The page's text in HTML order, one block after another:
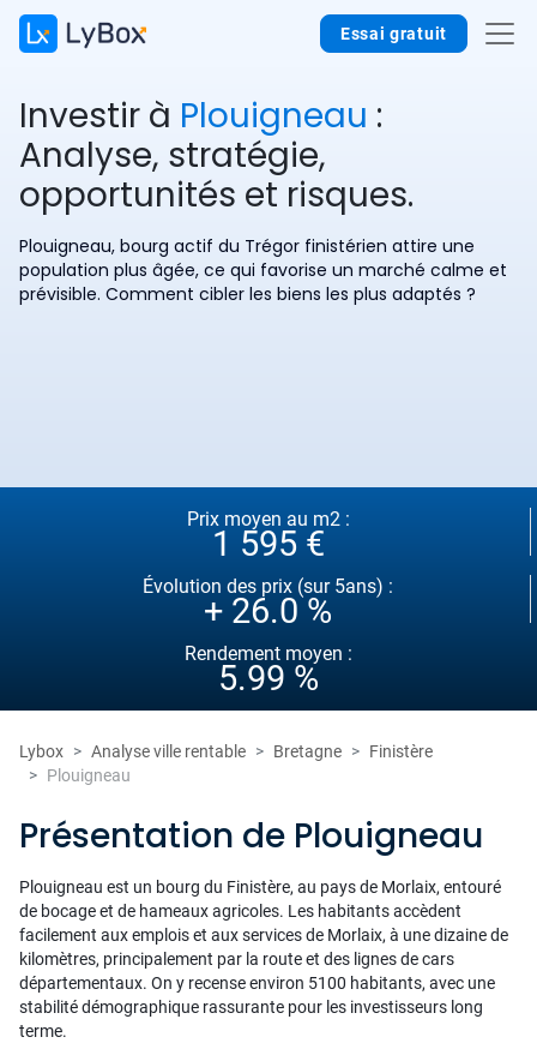
Essai gratuit
Investir à Plouigneau :
Analyse, stratégie,
opportunités et risques.
Plouigneau, bourg actif du Trégor finistérien attire une
population plus âgée, ce qui favorise un marché calme et
prévisible. Comment cibler les biens les plus adaptés ?
Prix moyen au m2 :
1 595 €
Évolution des prix (sur 5ans) :
+ 26.0 %
Rendement moyen :
5.99 %
Lybox Analyse ville rentable Bretagne
Finistère
Plouigneau
Présentation de Plouigneau
Plouigneau est un bourg du Finistère, au pays de Morlaix, entouré
de bocage et de hameaux agricoles. Les habitants accèdent
facilement aux emplois et aux services de Morlaix, à une dizaine de
kilomètres, principalement par la route et des lignes de cars
départementaux. On y recense environ 5100 habitants, avec une
stabilité démographique rassurante pour les investisseurs long
terme.